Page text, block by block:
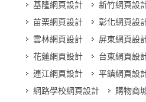
基隆網頁設計
新竹網頁設
苗栗網頁設計
彰化網頁設
雲林網頁設計
屏東網頁設
花蓮網頁設計
台東網頁設
連江網頁設計
平鎮網頁設
網路學校網頁設計
購物商